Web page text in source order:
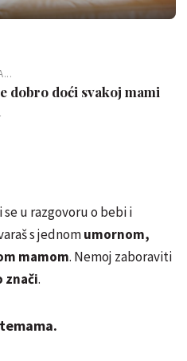
dobro doći svakoj mami
u razgovoru o bebi i
s jednomumornom,
mamom. Nemoj zaboraviti
znači.